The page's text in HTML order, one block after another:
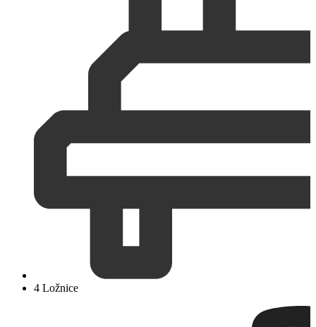
4 Ložnice